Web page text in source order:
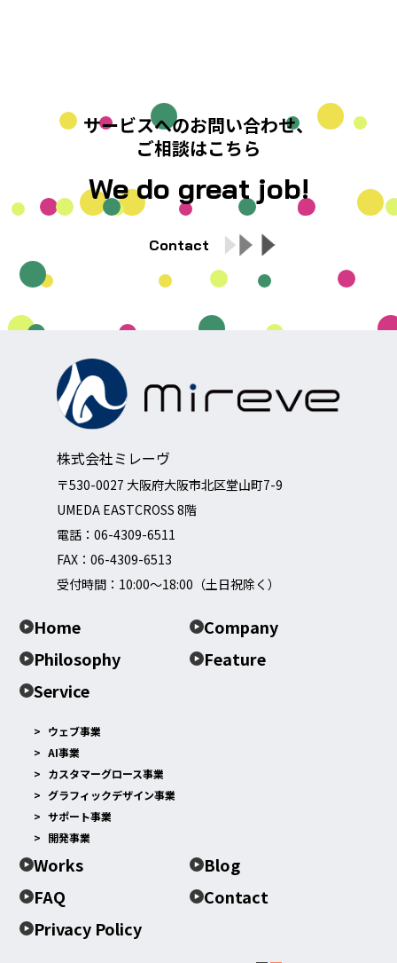
サービスへのお問い合わせ、
ご相談はこちら
We do great job!
Contact
株式会社ミレーヴ
〒530-0027 大阪府大阪市北区堂山町7-9
UMEDA EASTCROSS 8階
電話： 06-4309-6511
FAX：06-4309-6513
受付時間：10:00～18:00（土日祝除く）
Home
Company
Philosophy
Feature
Service
ウェブ事業
AI事業
カスタマーグロース事業
グラフィックデザイン事業
サポート事業
開発事業
Works
Blog
FAQ
Contact
Privacy Policy